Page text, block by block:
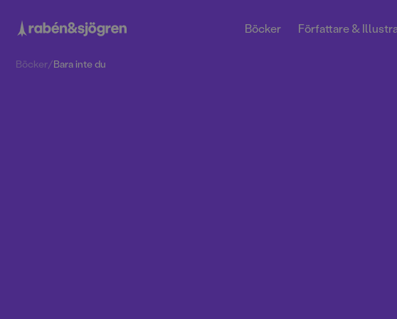
Böcker Författare &
Böcker/Bara inte du